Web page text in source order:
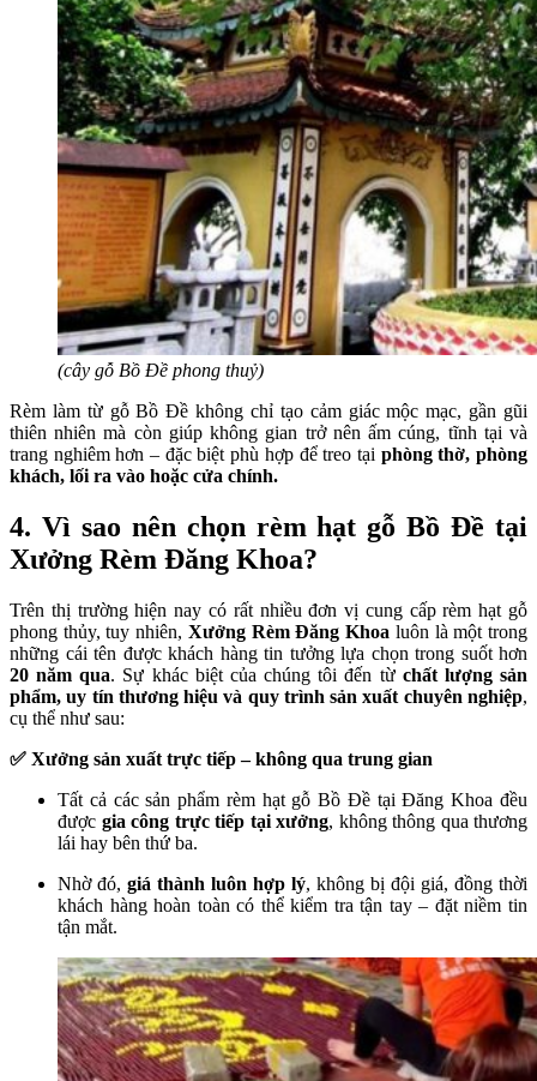
(cây gỗ Bồ Đề phong thuỷ)
Rèm làm từ gỗ Bồ Đề không chỉ tạo cảm giác mộc mạc, gần gũi
thiên nhiên mà còn giúp không gian trở nên ấm cúng, tĩnh tại và
trang nghiêm hơn – đặc biệt phù hợp để treo tại phòng thờ, phòng
khách, lối ra vào hoặc cửa chính.
4. Vì sao nên chọn rèm hạt gỗ Bồ Đề tại
Xưởng Rèm Đăng Khoa?
Trên thị trường hiện nay có rất nhiều đơn vị cung cấp rèm hạt gỗ
phong thủy, tuy nhiên, Xưởng Rèm Đăng Khoa luôn là một trong
những cái tên được khách hàng tin tưởng lựa chọn trong suốt hơn
20 năm qua. Sự khác biệt của chúng tôi đến từ chất lượng sản
phẩm, uy tín thương hiệu và quy trình sản xuất chuyên nghiệp,
cụ thể như sau:
✅ Xưởng sản xuất trực tiếp – không qua trung gian
Tất cả các sản phẩm rèm hạt gỗ Bồ Đề tại Đăng Khoa đều
được gia công trực tiếp tại xưởng, không thông qua thương
lái hay bên thứ ba.
Nhờ đó, giá thành luôn hợp lý, không bị đội giá, đồng thời
khách hàng hoàn toàn có thể kiểm tra tận tay – đặt niềm tin
tận mắt.